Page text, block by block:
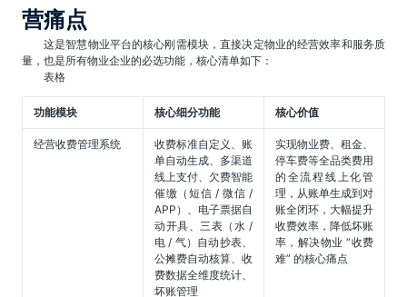
营痛点
这是智慧物业平台的核心刚需模块，直接决定物业的经营效率和服务质
量，也是所有物业企业的必选功能，核心清单如下：
表格
功能模块 核心细分功能 核心价值
经营收费管理系统
收费标准自定义、账
单自动生成、多渠道
线上支付、欠费智能
催缴（短信 / 微信 /
APP）、电子票据自
动开具、三表（水 /
电 / 气）自动抄表、
公摊费自动核算、收
费数据全维度统计、
坏账管理
实现物业费、租金、
停车费等全品类费用
的全流程线上化管
理，从账单生成到对
账全闭环，大幅提升
收费效率，降低坏账
率，解决物业 “收费
难” 的核心痛点